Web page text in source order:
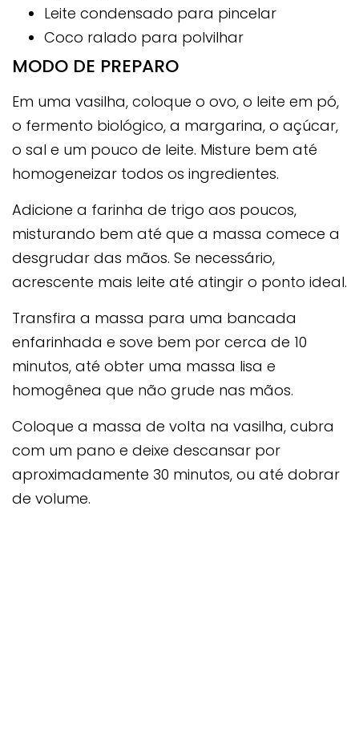
Leite condensado para pincelar
Coco ralado para polvilhar
MODO DE PREPARO
Em uma vasilha, coloque o ovo, o leite em pó,
o fermento biológico, a margarina, o açúcar,
o sal e um pouco de leite. Misture bem até
homogeneizar todos os ingredientes.
Adicione a farinha de trigo aos poucos,
misturando bem até que a massa comece a
desgrudar das mãos. Se necessário,
acrescente mais leite até atingir o ponto ideal.
Transfira a massa para uma bancada
enfarinhada e sove bem por cerca de 10
minutos, até obter uma massa lisa e
homogênea que não grude nas mãos.
Coloque a massa de volta na vasilha, cubra
com um pano e deixe descansar por
aproximadamente 30 minutos, ou até dobrar
de volume.